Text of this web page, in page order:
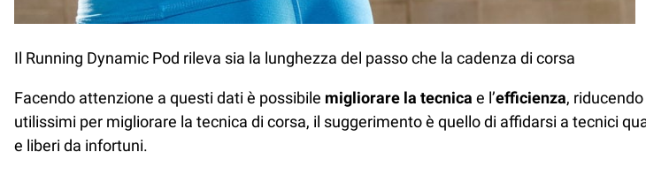
Il Running Dynamic Pod rileva sia la lunghezza del passo che la cadenza di corsa
Facendo attenzione a questi dati è possibile migliorare la tecnica e l’efficienza,
utilissimi per migliorare la tecnica di corsa, il suggerimento è quello di affidarsi a tecnici
e liberi da infortuni.